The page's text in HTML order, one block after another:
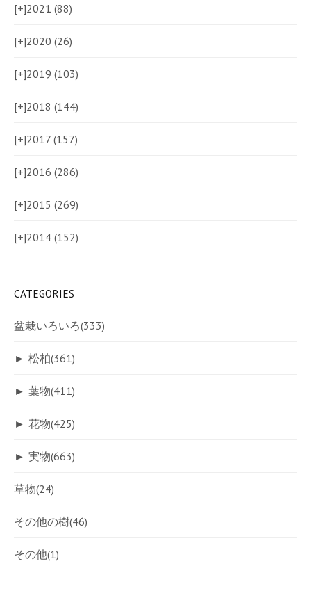
[+]2021 (88)
[+]2020 (26)
[+]2019 (103)
[+]2018 (144)
[+]2017 (157)
[+]2016 (286)
[+]2015 (269)
[+]2014 (152)
CATEGORIES
盆栽いろいろ(333)
► 松柏(361)
► 葉物(411)
► 花物(425)
► 実物(663)
草物(24)
その他の樹(46)
その他(1)